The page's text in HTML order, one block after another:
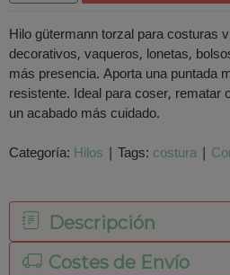
Hilo gütermann torzal para costuras
decorativos, vaqueros, lonetas,
más presencia. Aporta una puntada
resistente. Ideal para coser,
un acabado más cuidado.
Categoría: Hilos | Tags: costura |
Descripción
Costes de Envío